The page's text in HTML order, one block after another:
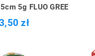
5g FLUO GREE
zł